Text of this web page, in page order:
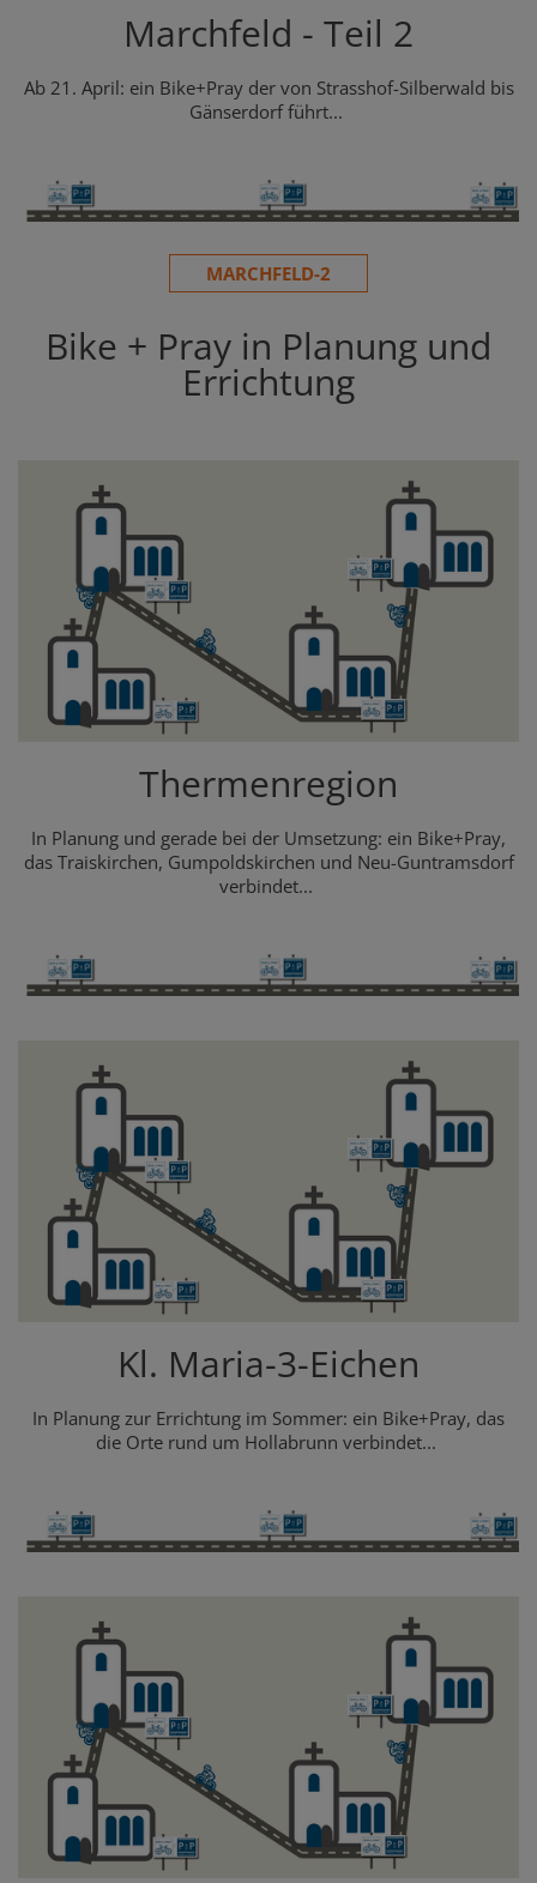
Marchfeld - Teil 2
Ab 21. April: ein Bike+Pray der von Strasshof-Silberwald bis
Gänserdorf führt...
MARCHFELD-2
Bike + Pray in Planung und
Errichtung
Thermenregion
In Planung und gerade bei der Umsetzung: ein Bike+Pray,
das Traiskirchen, Gumpoldskirchen und Neu-Guntramsdorf
verbindet...
Kl. Maria-3-Eichen
In Planung zur Errichtung im Sommer: ein Bike+Pray, das
die Orte rund um Hollabrunn verbindet...